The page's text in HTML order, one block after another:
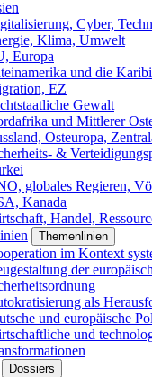
Cyber,
Klima, Umwelt
Europa
und die
EZ
Gewalt
und Mittlerer
Osteuropa,
&
globales Regieren,
Kanada
Handel,
Themenlinien
im Kontext
der
als
und europäische
und
Dossiers